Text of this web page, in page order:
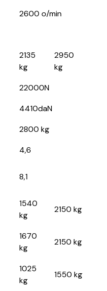
2600 o/min
2135
kg
2950
kg
22000N
4410daN
2800 kg
4,6
8,1
1540
kg
2150 kg
1670
kg
2150 kg
1025
kg
1550 kg